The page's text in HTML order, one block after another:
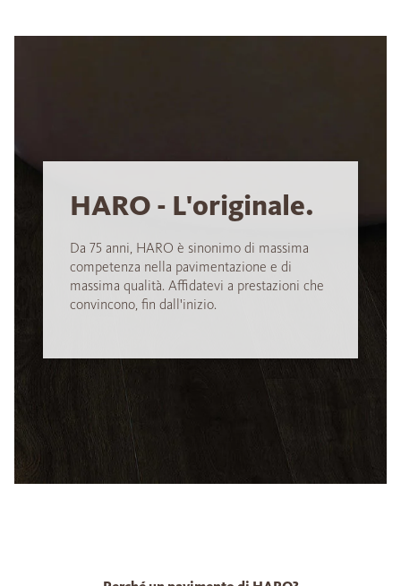
HARO - L'originale.
Da 75 anni, HARO è sinonimo di massima
competenza nella pavimentazione e di
massima qualità. Affidatevi a prestazioni che
convincono, fin dall'inizio.